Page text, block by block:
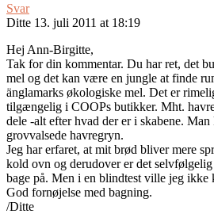
Svar
Ditte 13. juli 2011 at 18:19
Hej Ann-Birgitte,
Tak for din kommentar. Du har ret, det
mel og det kan være en jungle at finde
änglamarks økologiske mel. Det er
tilgængelig i COOPs butikker. Mht.
dele -alt efter hvad der er i skabene. Man
grovvalsede havregryn.
Jeg har erfaret, at mit brød bliver mere
kold ovn og derudover er det
bage på. Men i en blindtest ville jeg ikke
God fornøjelse med bagning.
/Ditte